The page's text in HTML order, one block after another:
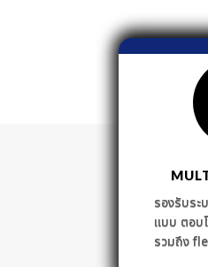
รองรับระ
แบบ ตอบ
รวมถึง